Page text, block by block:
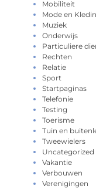
Mobiliteit
Mode en
Muziek
Onderwijs
Particuliere
Rechten
Relatie
Sport
Startpaginas
Telefonie
Testing
Toerisme
Tuin en
Tweewielers
Uncategorized
Vakantie
Verbouwen
Verenigingen